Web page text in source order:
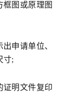
图或原理图
申请单位、
寸;
证明文件复印